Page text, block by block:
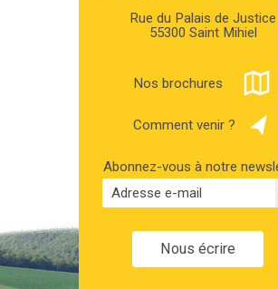
Rue du Palais de Justice
55300 Saint Mihiel
Nos brochures
Comment venir ?
Abonnez-vous à notre
Nous écrire